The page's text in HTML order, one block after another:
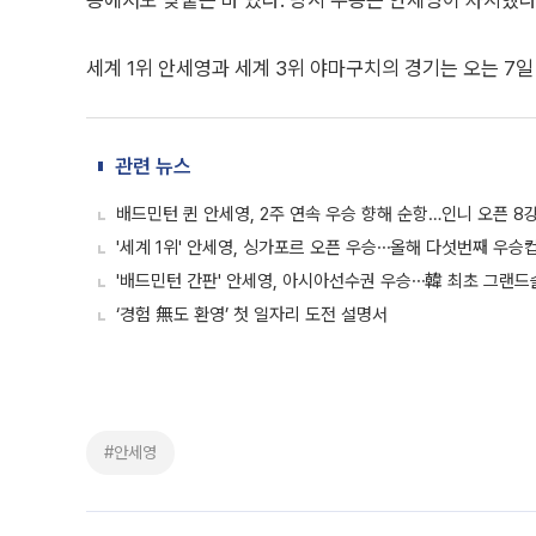
세계 1위 안세영과 세계 3위 야마구치의 경기는 오는 7
관련 뉴스
배드민턴 퀸 안세영, 2주 연속 우승 향해 순항…인니 오픈 8
'세계 1위' 안세영, 싱가포르 오픈 우승⋯올해 다섯번째 우승
'배드민턴 간판' 안세영, 아시아선수권 우승⋯韓 최초 그랜드
‘경험 無도 환영’ 첫 일자리 도전 설명서
#안세영